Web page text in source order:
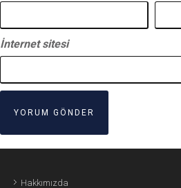
İnternet sitesi
Hakkımızda